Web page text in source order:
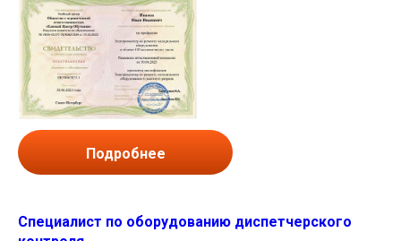
Подробнее
Специалист по оборудованию диспетчерского